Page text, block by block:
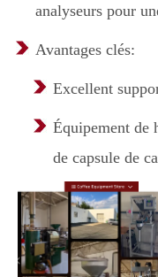
analyseurs pour
Avantages clés:
Excellent
Équipement de
de capsule de